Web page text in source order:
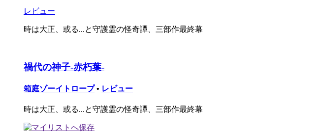
レビュー
時は大正、或る...と守護霊の怪奇譚、三部作最終幕
禍代の神子-赤朽葉-
箱庭ゾーイトロープ • レビュー
時は大正、或る...と守護霊の怪奇譚、三部作最終幕